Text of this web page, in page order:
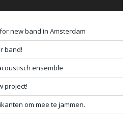
new band in Amsterdam
band!
ensemble
project!
om mee te jammen.